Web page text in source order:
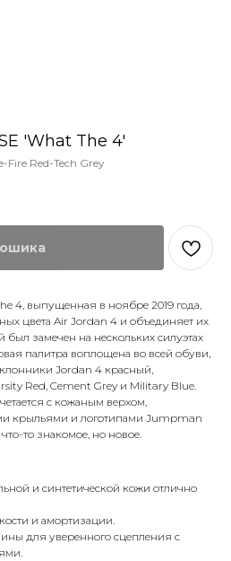
'What The 4'
Red-Tech Grey
4, выпущенная в ноябре 2019 года,
цвета Air Jordan 4 и объединяет их
замечен на нескольких силуэтах
палитра воплощена во всей обуви,
Jordan 4 красный,
Red, Cement Grey и Military Blue.
с кожаным верхом,
крыльями и логотипами Jumpman
то знакомое, но новое.
и синтетической кожи отлично
и амортизации.
для уверенного сцепления с